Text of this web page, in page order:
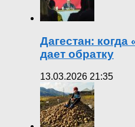
Дагестан: когда
дает обратку
13.03.2026 21:35